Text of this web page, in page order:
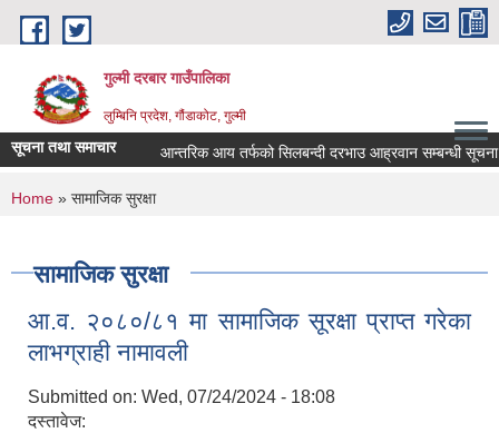
Skip to main content
गुल्मी दरबार गाउँपालिका
लुम्बिनि प्रदेश, गौंडाकोट, गुल्मी
सूचना तथा समाचार आन्तरिक आय तर्फको सिलबन्दी दरभाउ आह्रवान सम्बन्धी सूचना ।
You are here
Home » सामाजिक सुरक्षा
सामाजिक सुरक्षा
आ.व. २०८०/८१ मा सामाजिक सूरक्षा प्राप्त गरेका
लाभग्राही नामावली
Submitted on: Wed, 07/24/2024 - 18:08
दस्तावेज: